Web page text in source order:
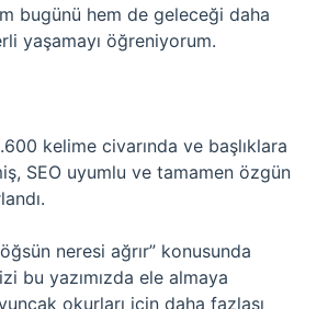
bugünü hem de geleceği daha
yaşamayı öğreniyorum.
kelime civarında ve başlıklara
SEO uyumlu ve tamamen özgün
neresi ağrır” konusunda
bu yazımızda ele almaya
okurları için daha fazlası